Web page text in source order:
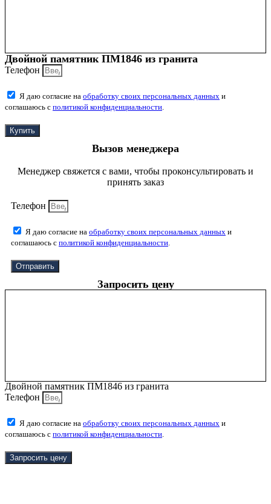
Двойной памятник ПМ1846 из гранита
Телефон
Я даю согласие на обработку своих персональных данных и
соглашаюсь с политикой конфиденциальности
Купить
Вызов менеджера
Менеджер свяжется с вами, чтобы проконсультировать и
принять заказ
Телефон
Я даю согласие на обработку своих персональных данных и
соглашаюсь с политикой конфиденциальности
Отправить
Запросить цену
Двойной памятник ПМ1846 из гранита
Телефон
Я даю согласие на обработку своих персональных данных и
соглашаюсь с политикой конфиденциальности
Запросить цену